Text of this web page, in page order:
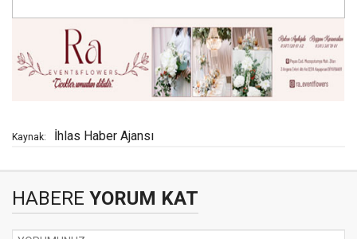
Kaynak: İhlas Haber Ajansı
HABERE YORUM KAT